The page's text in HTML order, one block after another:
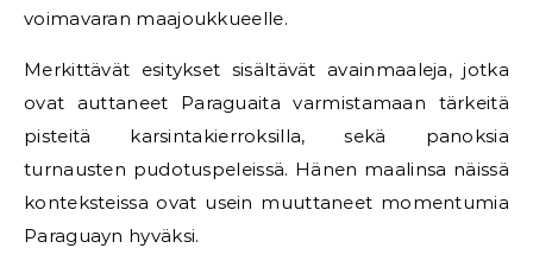
voimavaran maajoukkueelle.
Merkittävät esitykset sisältävät avainmaaleja, jotka
ovat auttaneet Paraguaita varmistamaan tärkeitä
pisteitä karsintakierroksilla, sekä panoksia
turnausten pudotuspeleissä. Hänen maalinsa näissä
konteksteissa ovat usein muuttaneet momentumia
Paraguayn hyväksi.